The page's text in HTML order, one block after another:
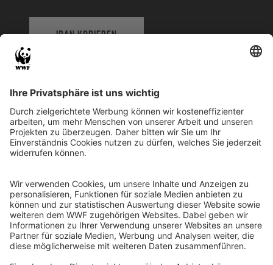
IBAN KOPIEREN
WWF Deutschland
Reinhardtstr. 18
10117 Berlin
Ihre Spende kann steuerlich geltend gemacht werden
Registriert als Stiftung WWF Deutschland, Senatsverwaltung für
Justiz Berlin, Az: 3416/976/2
Umsatzsteuer-Identifikationsnummer: DE 114236103
Freistellungsbescheid: Als gemeinnützige Körperschaft befreit